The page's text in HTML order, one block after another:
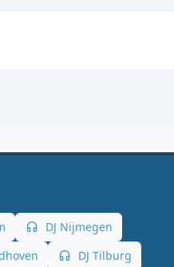
DJ Nijmegen
DJ Tilburg